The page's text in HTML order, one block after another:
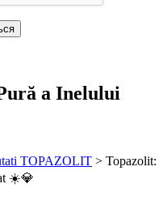
a Inelului
TOPAZOLIT > Topazolit:
☀️💎